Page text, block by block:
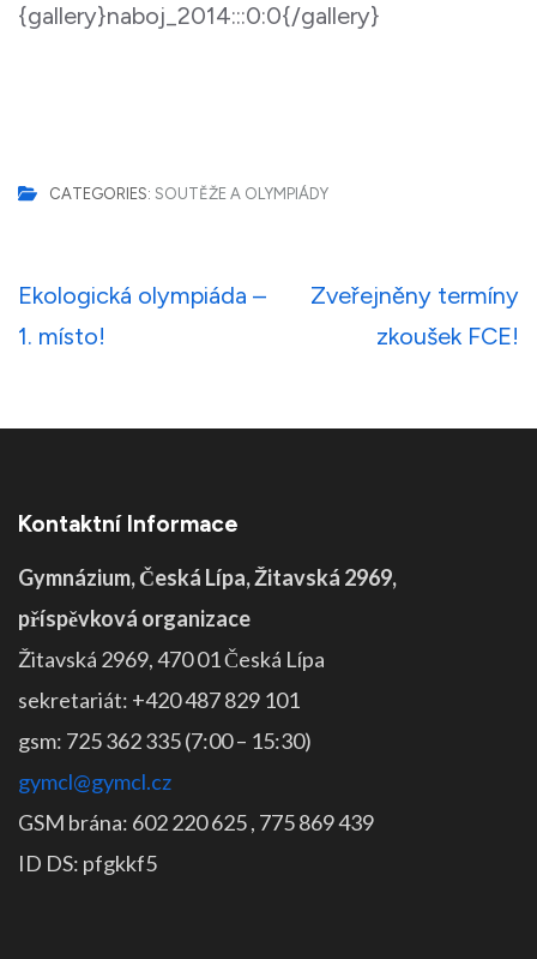
{gallery}naboj_2014:::0:0{/gallery}
CATEGORIES: SOUTĚŽE A OLYMPIÁDY
Navigace
pro
Ekologická olympiáda –
1. místo!
Zveřejněny termíny
zkoušek FCE!
Kontaktní Informace
Gymnázium, Česká Lípa, Žitavská 2969,
příspěvková organizace
Žitavská 2969, 470 01 Česká Lípa
sekretariát: +420 487 829 101
gsm: 725 362 335 (7:00 – 15:30)
gymcl@gymcl.cz
GSM brána: 602 220 625 , 775 869 439
ID DS: pfgkkf5